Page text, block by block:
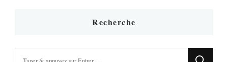
Recherche